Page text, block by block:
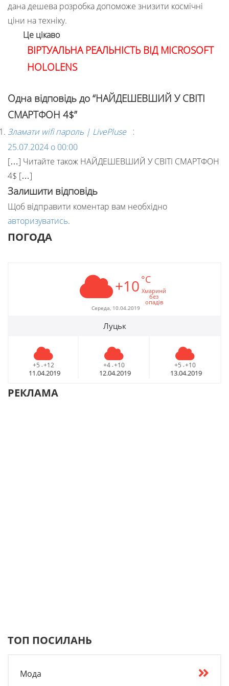
дана дешева розробка допоможе знизити космічні
ціни на техніку.
Це цікаво
ВІРТУАЛЬНА РЕАЛЬНІСТЬ ВІД MICROSOFT
HOLOLENS
Одна відповідь до “НАЙДЕШЕВШИЙ У СВІТІ
СМАРТФОН 4$”
Зламати wifi пароль | LivePluse :
25.07.2024 о 00:00
[…] Читайте також НАЙДЕШЕВШИЙ У СВІТІ СМАРТФОН
4$ […]
Залишити відповідь
Щоб відправити коментар вам необхідно
авторизуватись.
ПОГОДА
+10 °C
Хмаринй
без
опадів
Середа, 10.04.2019
Луцьк
+5 - +12
11.04.2019
+4 - +10
12.04.2019
+5 - +10
13.04.2019
РЕКЛАМА
ТОП ПОСИЛАНЬ
Мода